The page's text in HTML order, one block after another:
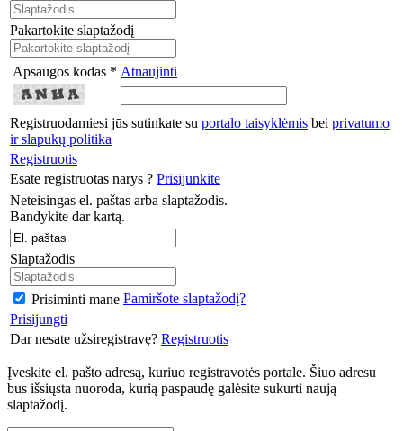
Pakartokite slaptažodį
Apsaugos kodas * Atnaujinti
Registruodamiesi jūs sutinkate su portalo taisyklėmis bei privatumo
ir slapukų politika
Registruotis
Esate registruotas narys ? Prisijunkite
Neteisingas el. paštas arba slaptažodis.
Bandykite dar kartą.
Slaptažodis
Prisiminti mane Pamiršote slaptažodį?
Prisijungti
Dar nesate užsiregistravę? Registruotis
Įveskite el. pašto adresą, kuriuo registravotės portale. Šiuo adresu
bus išsiųsta nuoroda, kurią paspaudę galėsite sukurti naują
slaptažodį.